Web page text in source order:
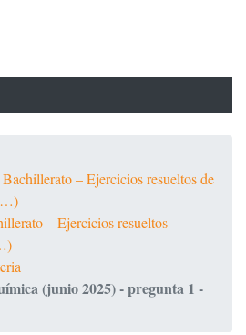
– Ejercicios resueltos de
– Ejercicios resueltos
(junio 2025) - pregunta 1 -